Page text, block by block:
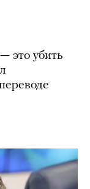
это убить